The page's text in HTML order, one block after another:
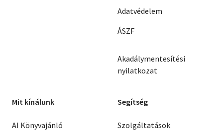
Adatvédelem
ÁSZF
Akadálymentesítési
nyilatkozat
Mit kínálunk
AI Könyvajánló
Segítség
Szolgáltatások